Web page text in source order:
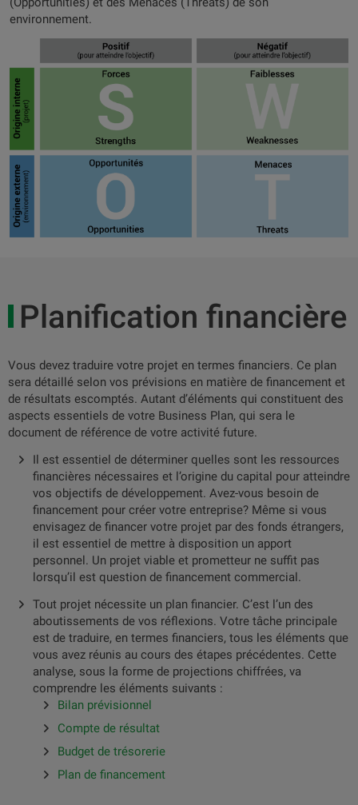
environnement.
Planification financière
Vous devez traduire votre projet en termes financiers. Ce plan
sera détaillé selon vos prévisions en matière de financement et
de résultats escomptés. Autant d’éléments qui constituent des
aspects essentiels de votre Business Plan, qui sera le
document de référence de votre activité future.
Il est essentiel de déterminer quelles sont les ressources
financières nécessaires et l’origine du capital pour atteindre
vos objectifs de développement. Avez-vous besoin de
financement pour créer votre entreprise? Même si vous
envisagez de financer votre projet par des fonds étrangers,
il est essentiel de mettre à disposition un apport
personnel. Un projet viable et prometteur ne suffit pas
lorsqu’il est question de financement commercial.
Tout projet nécessite un plan financier. C’est l’un des
aboutissements de vos réflexions. Votre tâche principale
est de traduire, en termes financiers, tous les éléments que
vous avez réunis au cours des étapes précédentes. Cette
analyse, sous la forme de projections chiffrées, va
comprendre les éléments suivants :
Bilan prévisionnel
Compte de résultat
Budget de trésorerie
Plan de financement